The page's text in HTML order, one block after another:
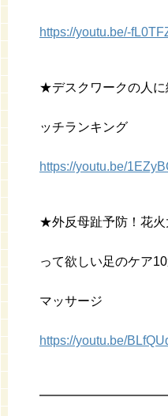
https://youtu.be/-
★デスクワークの人に
ッチランキング
https://youtu.be/
★外反母趾予防！花
って欲しい足のケア
マッサージ
https://youtu.be/